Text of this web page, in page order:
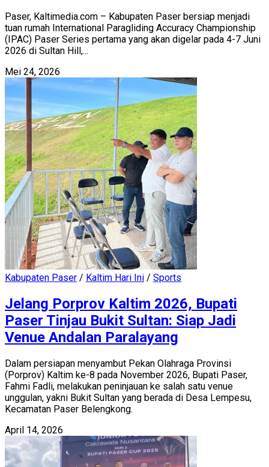
Paser, Kaltimedia.com – Kabupaten Paser bersiap menjadi
tuan rumah International Paragliding Accuracy Championship
(IPAC) Paser Series pertama yang akan digelar pada 4-7 Juni
2026 di Sultan Hill,...
Mei 24, 2026
Kabupaten Paser / Kaltim Hari Ini / Sports
Jelang Porprov Kaltim 2026, Bupati
Paser Tinjau Bukit Sultan: Siap Jadi
Venue Andalan Paralayang
Dalam persiapan menyambut Pekan Olahraga Provinsi
(Porprov) Kaltim ke-8 pada November 2026, Bupati Paser,
Fahmi Fadli, melakukan peninjauan ke salah satu venue
unggulan, yakni Bukit Sultan yang berada di Desa Lempesu,
Kecamatan Paser Belengkong.
April 14, 2026